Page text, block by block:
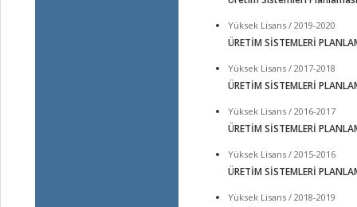
Yüksek Lisans / 2019-2020
ÜRETİM SİSTEMLERİ
Yüksek Lisans / 2017-2018
ÜRETİM SİSTEMLERİ
Yüksek Lisans / 2016-2017
ÜRETİM SİSTEMLERİ
Yüksek Lisans / 2015-2016
ÜRETİM SİSTEMLERİ
Yüksek Lisans / 2018-2019